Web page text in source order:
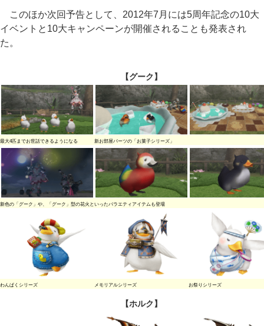
このほか次回予告として、2012年7月には5周年記念の10大
イベントと10大キャンペーンが開催されることも発表され
た。
【グーク】
最大4匹までお世話できるようになる 新お部屋パーツの「お菓子シリーズ」
新色の「グーク」や、「グーク」型の花火といったバラエティアイテムも登場
わんぱくシリーズ メモリアルシリーズ お祭りシリーズ
【ホルク】